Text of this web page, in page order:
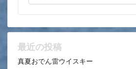
ョ
ン
最近の投稿
真夏おでん雷ウイスキー